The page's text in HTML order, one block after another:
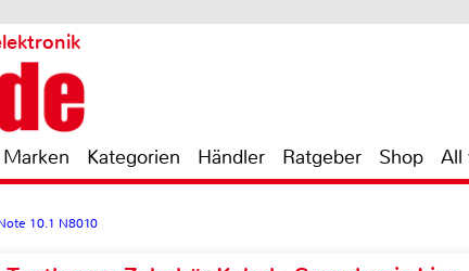
Marken Kategorien Händler Ratgeber Shop All
10.1 N8010